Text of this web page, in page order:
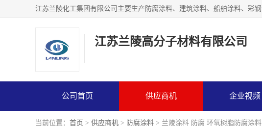
江苏兰陵高分子材料有限公司
公司首页 供应商机 企业视频
当前位置： 首页 > 供应商机 > 防腐涂料 > 兰陵涂料 防腐 环氧树脂防腐涂料